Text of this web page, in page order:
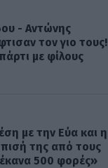
- Αντώνης
τον γιο τους!
με φίλους
με την Εύα και η
της από τους
500 φορές»